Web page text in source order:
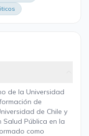
de la Universidad
de
de Chile y
Pública en la
como